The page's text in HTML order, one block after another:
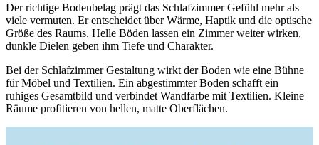
Der richtige Bodenbelag prägt das Schlafzimmer Gefühl mehr als
viele vermuten. Er entscheidet über Wärme, Haptik und die optische
Größe des Raums. Helle Böden lassen ein Zimmer weiter wirken,
dunkle Dielen geben ihm Tiefe und Charakter.
Bei der Schlafzimmer Gestaltung wirkt der Boden wie eine Bühne
für Möbel und Textilien. Ein abgestimmter Boden schafft ein
ruhiges Gesamtbild und verbindet Wandfarbe mit Textilien. Kleine
Räume profitieren von hellen, matte Oberflächen.